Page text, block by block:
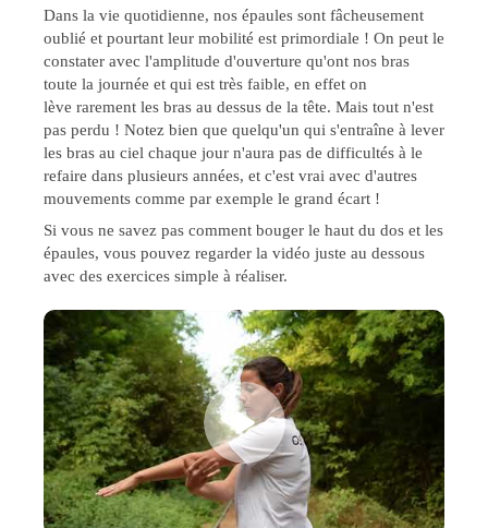
Dans la vie quotidienne, nos épaules sont fâcheusement
oublié et pourtant leur mobilité est primordiale ! On peut le
constater avec l'amplitude d'ouverture qu'ont nos bras
toute la journée et qui est très faible, en effet on
lève rarement les bras au dessus de la tête. Mais tout n'est
pas perdu ! Notez bien que quelqu'un qui s'entraîne à lever
les bras au ciel chaque jour n'aura pas de difficultés à le
refaire dans plusieurs années, et c'est vrai avec d'autres
mouvements comme par exemple le grand écart !
Si vous ne savez pas comment bouger le haut du dos et les
épaules, vous pouvez regarder la vidéo juste au dessous
avec des exercices simple à réaliser.